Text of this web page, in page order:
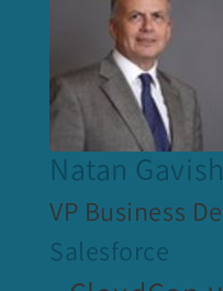
Natan Gavish
VP Business
Salesforce